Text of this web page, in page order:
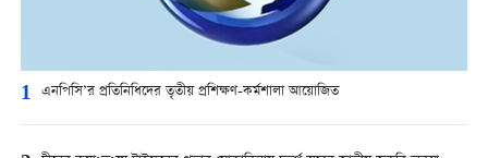
1 এনপিসি’র প্রতিনিধিদের তৃতীয় প্রশিক্ষণ-কর্মশালা আয়োজিত